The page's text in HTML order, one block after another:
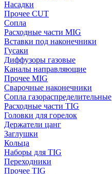
Насадки
Прочее CUT
Сопла
Расходные части MIG
Вставки под наконечники
Гусаки
Диффузоры газовые
Каналы направляющие
Прочее MIG
Сварочные наконечники
Сопла газораспределительные
Расходные части TIG
Головки для горелок
Держатели цанг
Заглушки
Кольца
Наборы для TIG
Переходники
Прочее TIG